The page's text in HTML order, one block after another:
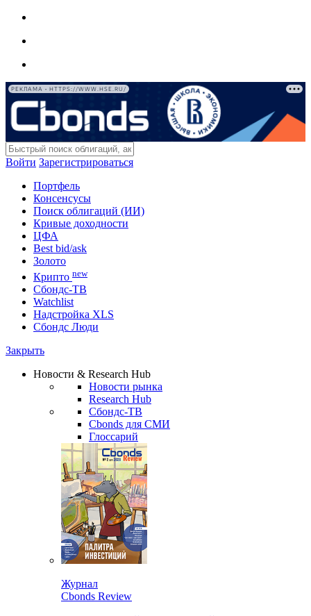
РЕКЛАМА • HTTPS://WWW.HSE.RU/
Войти Зарегистрироваться
Портфель
Консенсусы
Поиск облигаций (ИИ)
Кривые доходности
ЦФА
Best bid/ask
Золото
Крипто new
Сбондс-ТВ
Watchlist
Надстройка XLS
Сбондс Люди
Закрыть
Новости & Research Hub
Новости рынка
Research Hub
Сбондс-ТВ
Cbonds для СМИ
Глоссарий
Журнал
Cbonds Review